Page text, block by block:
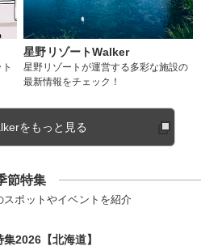
星野リゾートWalker
星野リゾートが運営する多彩な施設の
最新情報をチェック！
をもっと見る
節特集
ポットやイベントを紹介
2026【北海道】